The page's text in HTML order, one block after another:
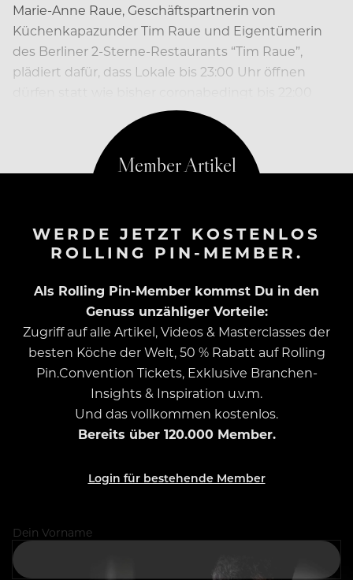
Marie-Anne Raue, Geschäftspartnerin von
Küchenkapazunder Tim Raue und Eigentümerin
des Berliner 2-Sterne-Restaurants “Tim Raue”,
plädiert dafür, dass Lokale bis 23:00 Uhr öffnen
WERDE JETZT KOSTENLOS
ROLLING PIN-MEMBER.
Als Rolling Pin-Member kommst Du in den
Genuss unzähliger Vorteile:
Zugriff auf alle Artikel, Videos & Masterclasses der
besten Köche der Welt, 50 % Rabatt auf Rolling
Pin.Convention Tickets, Exklusive Branchen-
Insights & Inspiration u.v.m.
Und das vollkommen kostenlos.
Bereits über 120.000 Member.
Login für bestehende Member
Dein Vorname